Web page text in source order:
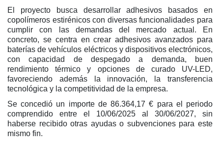
El proyecto busca desarrollar adhesivos basados en
copolímeros estirénicos con diversas funcionalidades para
cumplir con las demandas del mercado actual. En
concreto, se centra en crear adhesivos avanzados para
baterías de vehículos eléctricos y dispositivos electrónicos,
con capacidad de despegado a demanda, buen
rendimiento térmico y opciones de curado UV-LED,
favoreciendo además la innovación, la transferencia
tecnológica y la competitividad de la empresa.
Se concedió un importe de 86.364,17 € para el periodo
comprendido entre el 10/06/2025 al 30/06/2027, sin
haberse recibido otras ayudas o subvenciones para este
mismo fin.